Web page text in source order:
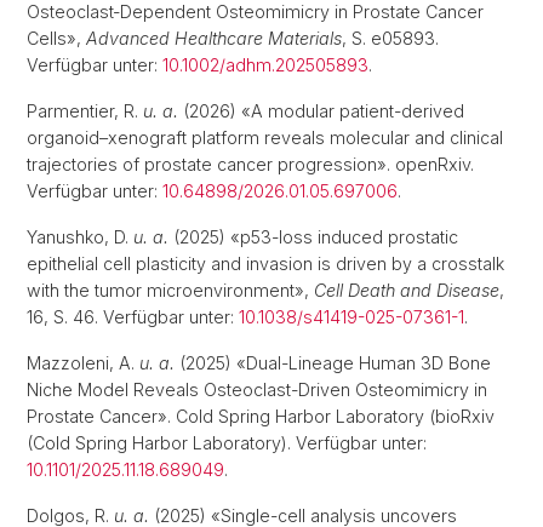
Osteoclast‐Dependent Osteomimicry in Prostate Cancer
Cells», Advanced Healthcare Materials, S. e05893.
Verfügbar unter: 10.1002/adhm.202505893.
Parmentier, R. u. a. (2026) «A modular patient-derived
organoid–xenograft platform reveals molecular and clinical
trajectories of prostate cancer progression». openRxiv.
Verfügbar unter: 10.64898/2026.01.05.697006.
Yanushko, D. u. a. (2025) «p53-loss induced prostatic
epithelial cell plasticity and invasion is driven by a crosstalk
with the tumor microenvironment», Cell Death and Disease,
16, S. 46. Verfügbar unter: 10.1038/s41419-025-07361-1.
Mazzoleni, A. u. a. (2025) «Dual-Lineage Human 3D Bone
Niche Model Reveals Osteoclast-Driven Osteomimicry in
Prostate Cancer». Cold Spring Harbor Laboratory (bioRxiv
(Cold Spring Harbor Laboratory). Verfügbar unter:
10.1101/2025.11.18.689049.
Dolgos, R. u. a. (2025) «Single-cell analysis uncovers